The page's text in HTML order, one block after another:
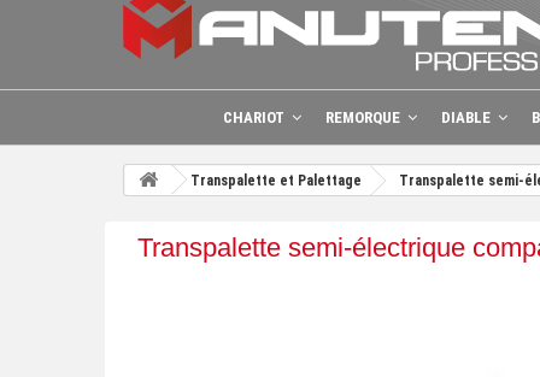
CHARIOT REMORQUE DIABLE
Transpalette et Palettage Transpalette semi-
Transpalette semi-électrique